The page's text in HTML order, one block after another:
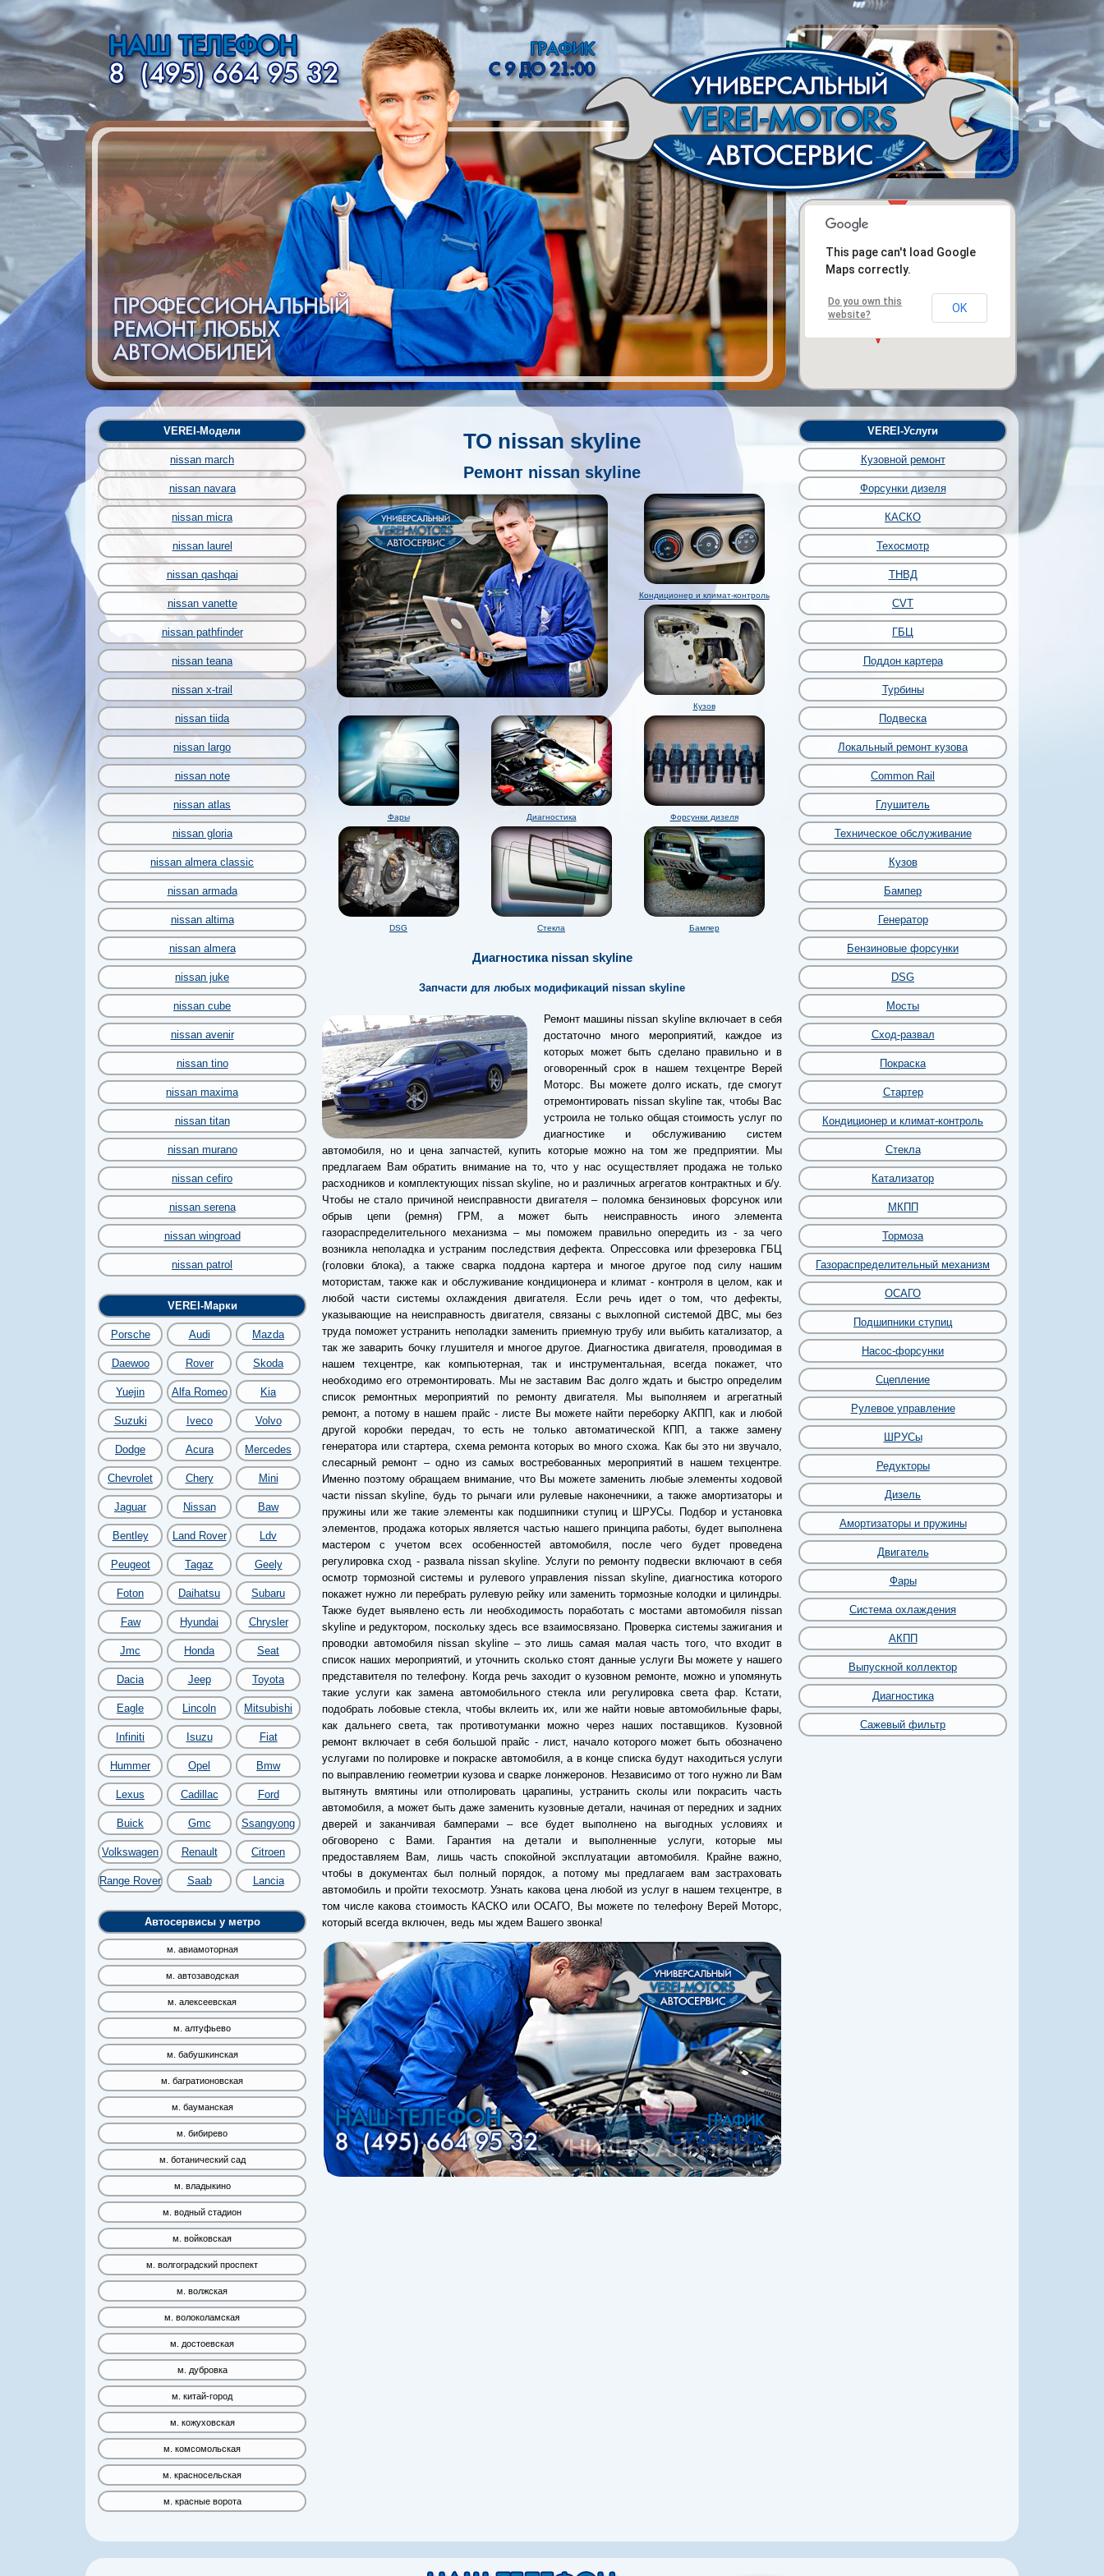
This page can't load Google
Maps correctly.
Do you own this
website?
OK
VEREI-Модели
nissan march
nissan navara
nissan micra
nissan laurel
nissan qashqai
nissan vanette
nissan pathfinder
nissan teana
nissan x-trail
nissan tiida
nissan largo
nissan note
nissan atlas
nissan gloria
nissan almera classic
nissan armada
nissan altima
nissan almera
nissan juke
nissan cube
nissan avenir
nissan tino
nissan maxima
nissan titan
nissan murano
nissan cefiro
nissan serena
nissan wingroad
nissan patrol
VEREI-Марки
Porsche Audi Mazda
Daewoo Rover Skoda
Yuejin Alfa Romeo Kia
Suzuki Iveco Volvo
Dodge Acura Mercedes
Chevrolet Chery Mini
Jaguar Nissan Baw
Bentley Land Rover Ldv
Peugeot Tagaz Geely
Foton Daihatsu Subaru
Faw Hyundai Chrysler
Jmc Honda Seat
Dacia Jeep Toyota
Eagle Lincoln Mitsubishi
Infiniti Isuzu Fiat
Hummer Opel Bmw
Lexus Cadillac Ford
Buick Gmc Ssangyong
Volkswagen Renault Citroen
Range Rover Saab Lancia
Автосервисы у метро
м. авиамоторная
м. автозаводская
м. алексеевская
м. алтуфьево
м. бабушкинская
м. багратионовская
м. бауманская
м. бибирево
м. ботанический сад
м. владыкино
м. водный стадион
м. войковская
м. волгоградский проспект
м. волжская
м. волоколамская
м. достоевская
м. дубровка
м. китай-город
м. кожуховская
м. комсомольская
м. красносельская
м. красные ворота
ТО nissan skyline
Ремонт nissan skyline
Кондиционер и климат-контроль
Кузов
Фары Диагностика Форсунки дизеля
DSG Стекла Бампер
Диагностика nissan skyline
Запчасти для любых модификаций nissan skyline
Ремонт машины nissan skyline включает в себя
достаточно много мероприятий, каждое из
которых может быть сделано правильно и в
оговоренный срок в нашем техцентре Верей
Моторс. Вы можете долго искать, где смогут
отремонтировать nissan skyline так, чтобы Вас
устроила не только общая стоимость услуг по
диагностике и обслуживанию систем
автомобиля, но и цена запчастей, купить которые можно на том же предприятии. Мы
предлагаем Вам обратить внимание на то, что у нас осуществляет продажа не только
расходников и комплектующих nissan skyline, но и различных агрегатов контрактных и б/у.
Чтобы не стало причиной неисправности двигателя – поломка бензиновых форсунок или
обрыв цепи (ремня) ГРМ, а может быть неисправность иного элемента
газораспределительного механизма – мы поможем правильно опередить из - за чего
возникла неполадка и устраним последствия дефекта. Опрессовка или фрезеровка ГБЦ
(головки блока), а также сварка поддона картера и многое другое под силу нашим
мотористам, также как и обслуживание кондиционера и климат - контроля в целом, как и
любой части системы охлаждения двигателя. Если речь идет о том, что дефекты,
указывающие на неисправность двигателя, связаны с выхлопной системой ДВС, мы без
труда поможет устранить неполадки заменить приемную трубу или выбить катализатор, а
так же заварить бочку глушителя и многое другое. Диагностика двигателя, проводимая в
нашем техцентре, как компьютерная, так и инструментальная, всегда покажет, что
необходимо его отремонтировать. Мы не заставим Вас долго ждать и быстро определим
список ремонтных мероприятий по ремонту двигателя. Мы выполняем и агрегатный
ремонт, а потому в нашем прайс - листе Вы можете найти переборку АКПП, как и любой
другой коробки передач, то есть не только автоматической КПП, а также замену
генератора или стартера, схема ремонта которых во много схожа. Как бы это ни звучало,
слесарный ремонт – одно из самых востребованных мероприятий в нашем техцентре.
Именно поэтому обращаем внимание, что Вы можете заменить любые элементы ходовой
части nissan skyline, будь то рычаги или рулевые наконечники, а также амортизаторы и
пружины или же такие элементы как подшипники ступиц и ШРУСы. Подбор и установка
элементов, продажа которых является частью нашего принципа работы, будет выполнена
мастером с учетом всех особенностей автомобиля, после чего будет проведена
регулировка сход - развала nissan skyline. Услуги по ремонту подвески включают в себя
осмотр тормозной системы и рулевого управления nissan skyline, диагностика которого
покажет нужно ли перебрать рулевую рейку или заменить тормозные колодки и цилиндры.
Также будет выявлено есть ли необходимость поработать с мостами автомобиля nissan
skyline и редуктором, поскольку здесь все взаимосвязано. Проверка системы зажигания и
проводки автомобиля nissan skyline – это лишь самая малая часть того, что входит в
список наших мероприятий, и уточнить сколько стоят данные услуги Вы можете у нашего
представителя по телефону. Когда речь заходит о кузовном ремонте, можно и упомянуть
такие услуги как замена автомобильного стекла или регулировка света фар. Кстати,
подобрать лобовые стекла, чтобы вклеить их, или же найти новые автомобильные фары,
как дальнего света, так противотуманки можно через наших поставщиков. Кузовной
ремонт включает в себя большой прайс - лист, начало которого может быть обозначено
услугами по полировке и покраске автомобиля, а в конце списка будут находиться услуги
по выправлению геометрии кузова и сварке лонжеронов. Независимо от того нужно ли Вам
вытянуть вмятины или отполировать царапины, устранить сколы или покрасить часть
автомобиля, а может быть даже заменить кузовные детали, начиная от передних и задних
дверей и заканчивая бамперами – все будет выполнено на выгодных условиях и
обговорено с Вами. Гарантия на детали и выполненные услуги, которые мы
предоставляем Вам, лишь часть спокойной эксплуатации автомобиля. Крайне важно,
чтобы в документах был полный порядок, а потому мы предлагаем вам застраховать
автомобиль и пройти техосмотр. Узнать какова цена любой из услуг в нашем техцентре, в
том числе какова стоимость КАСКО или ОСАГО, Вы можете по телефону Верей Моторс,
который всегда включен, ведь мы ждем Вашего звонка!
VEREI-Услуги
Кузовной ремонт
Форсунки дизеля
КАСКО
Техосмотр
ТНВД
CVT
ГБЦ
Поддон картера
Турбины
Подвеска
Локальный ремонт кузова
Common Rail
Глушитель
Техническое обслуживание
Кузов
Бампер
Генератор
Бензиновые форсунки
DSG
Мосты
Сход-развал
Покраска
Стартер
Кондиционер и климат-контроль
Стекла
Катализатор
МКПП
Тормоза
Газораспределительный механизм
ОСАГО
Подшипники ступиц
Насос-форсунки
Сцепление
Рулевое управление
ШРУСы
Редукторы
Дизель
Амортизаторы и пружины
Двигатель
Фары
Система охлаждения
АКПП
Выпускной коллектор
Диагностика
Сажевый фильтр